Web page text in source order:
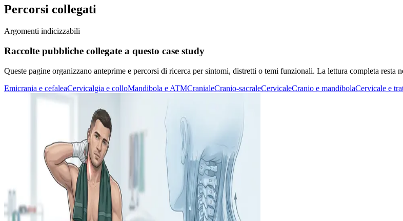
Percorsi collegati
Argomenti indicizzabili
Raccolte pubbliche collegate a questo case study
Queste pagine organizzano anteprime e percorsi di ricerca per sintomi, distretti o temi funzionali. La lettura completa resta
Emicrania e cefaleaCervicalgia e colloMandibola e ATMCranialeCranio-sacraleCervicaleCranio e mandibolaCervicale e